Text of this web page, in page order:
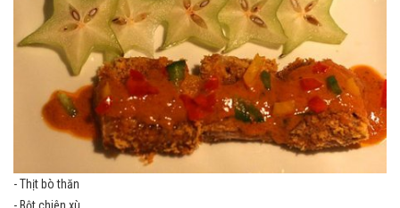
- Thịt bò thăn
- Bột chiên xù